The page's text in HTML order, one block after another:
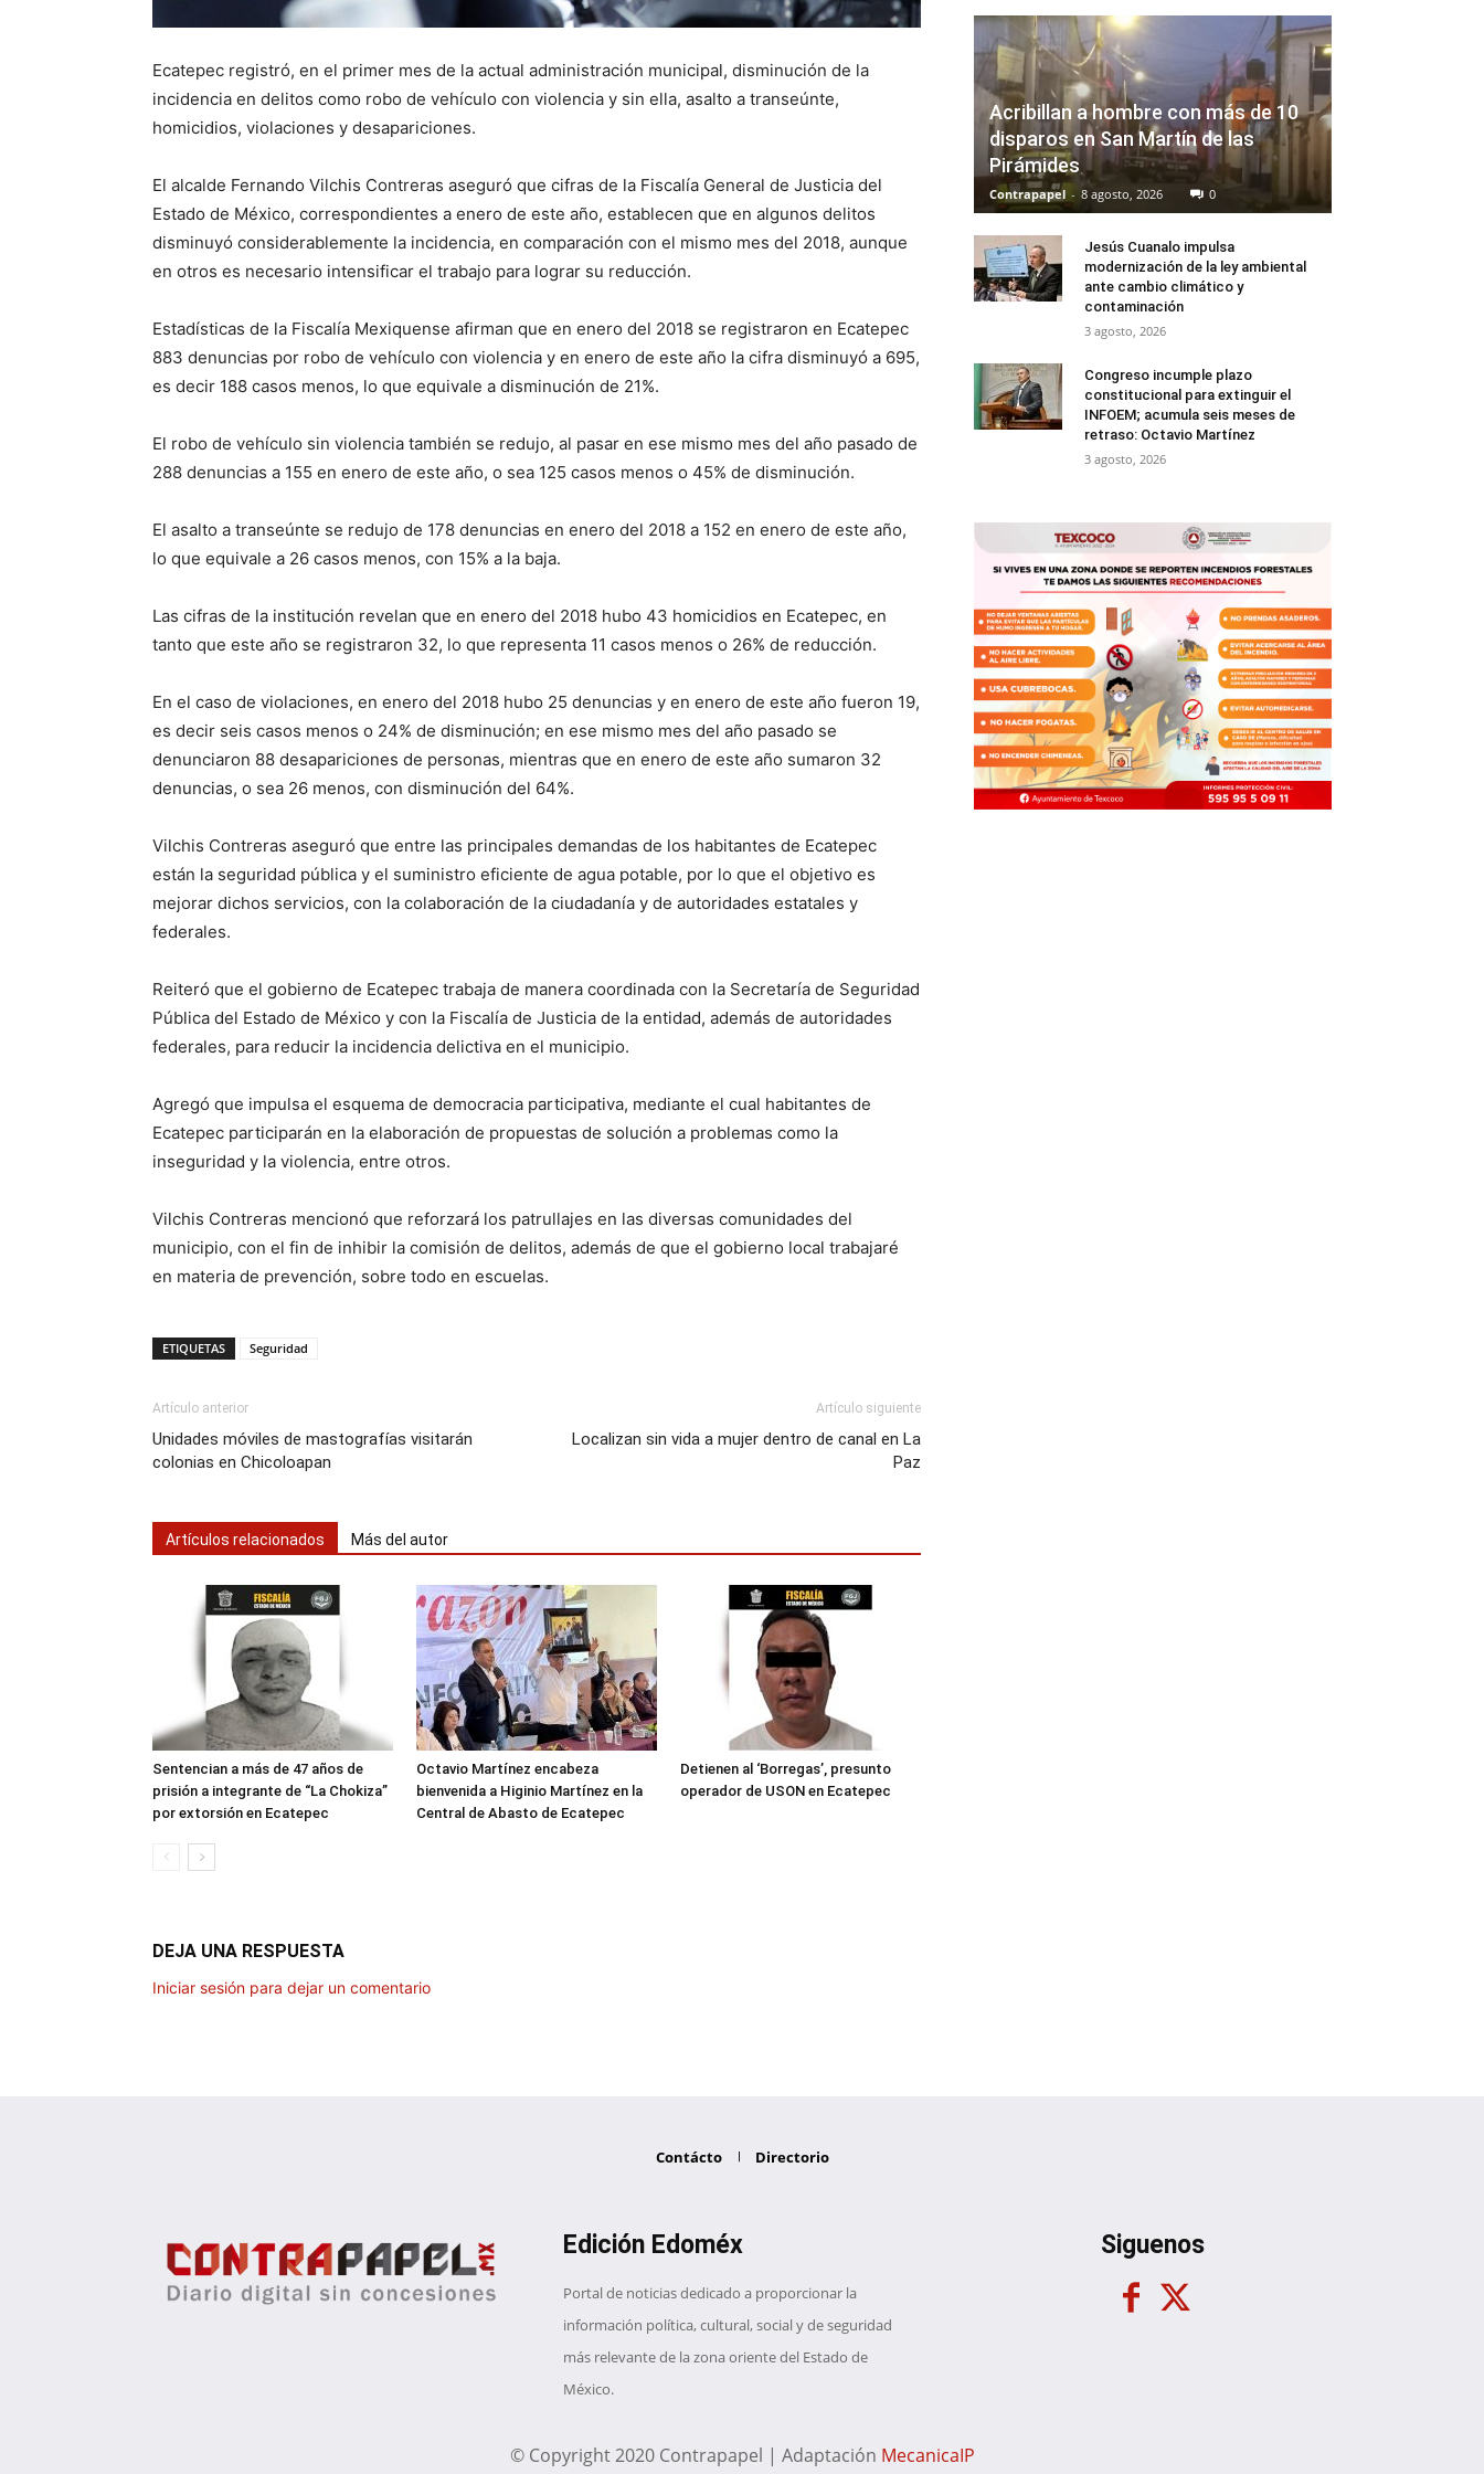
Ecatepec registró, en el primer mes de la actual administración municipal, disminución de la
incidencia en delitos como robo de vehículo con violencia y sin ella, asalto a transeúnte,
homicidios, violaciones y desapariciones.
El alcalde Fernando Vilchis Contreras aseguró que cifras de la Fiscalía General de Justicia del
Estado de México, correspondientes a enero de este año, establecen que en algunos delitos
disminuyó considerablemente la incidencia, en comparación con el mismo mes del 2018, aunque
en otros es necesario intensificar el trabajo para lograr su reducción.
Estadísticas de la Fiscalía Mexiquense afirman que en enero del 2018 se registraron en Ecatepec
883 denuncias por robo de vehículo con violencia y en enero de este año la cifra disminuyó a 695,
es decir 188 casos menos, lo que equivale a disminución de 21%.
El robo de vehículo sin violencia también se redujo, al pasar en ese mismo mes del año pasado de
288 denuncias a 155 en enero de este año, o sea 125 casos menos o 45% de disminución.
El asalto a transeúnte se redujo de 178 denuncias en enero del 2018 a 152 en enero de este año,
lo que equivale a 26 casos menos, con 15% a la baja.
Las cifras de la institución revelan que en enero del 2018 hubo 43 homicidios en Ecatepec, en
tanto que este año se registraron 32, lo que representa 11 casos menos o 26% de reducción.
En el caso de violaciones, en enero del 2018 hubo 25 denuncias y en enero de este año fueron 19,
es decir seis casos menos o 24% de disminución; en ese mismo mes del año pasado se
denunciaron 88 desapariciones de personas, mientras que en enero de este año sumaron 32
denuncias, o sea 26 menos, con disminución del 64%.
Vilchis Contreras aseguró que entre las principales demandas de los habitantes de Ecatepec
están la seguridad pública y el suministro eficiente de agua potable, por lo que el objetivo es
mejorar dichos servicios, con la colaboración de la ciudadanía y de autoridades estatales y
federales.
Reiteró que el gobierno de Ecatepec trabaja de manera coordinada con la Secretaría de Seguridad
Pública del Estado de México y con la Fiscalía de Justicia de la entidad, además de autoridades
federales, para reducir la incidencia delictiva en el municipio.
Agregó que impulsa el esquema de democracia participativa, mediante el cual habitantes de
Ecatepec participarán en la elaboración de propuestas de solución a problemas como la
inseguridad y la violencia, entre otros.
Vilchis Contreras mencionó que reforzará los patrullajes en las diversas comunidades del
municipio, con el fin de inhibir la comisión de delitos, además de que el gobierno local trabajaré
en materia de prevención, sobre todo en escuelas.
ETIQUETAS Seguridad
Artículo anterior
Unidades móviles de mastografías visitarán
colonias en Chicoloapan
Artículo siguiente
Localizan sin vida a mujer dentro de canal en La
Paz
Artículos relacionados Más del autor
Sentencian a más de 47 años de
prisión a integrante de “La Chokiza”
por extorsión en Ecatepec
Octavio Martínez encabeza
bienvenida a Higinio Martínez en la
Central de Abasto de Ecatepec
Detienen al ‘Borregas’, presunto
operador de USON en Ecatepec
DEJA UNA RESPUESTA
Iniciar sesión para dejar un comentario
Acribillan a hombre con más de 10
disparos en San Martín de las
Pirámides
Contrapapel - 8 agosto, 2026 0
Jesús Cuanalo impulsa
modernización de la ley ambiental
ante cambio climático y
contaminación
3 agosto, 2026
Congreso incumple plazo
constitucional para extinguir el
INFOEM; acumula seis meses de
retraso: Octavio Martínez
3 agosto, 2026
Contácto Directorio
Edición Edoméx
Portal de noticias dedicado a proporcionar la
información política, cultural, social y de seguridad
más relevante de la zona oriente del Estado de
México.
Siguenos
© Copyright 2020 Contrapapel | Adaptación MecanicaIP